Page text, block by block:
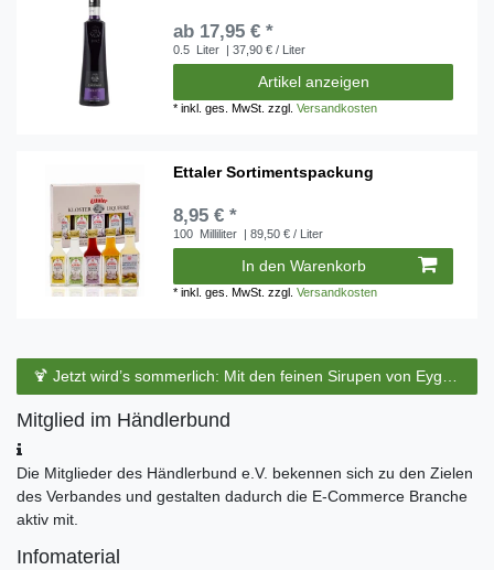
ab 17,95 € *
0.5 Liter | 37,90 € / Liter
Artikel anzeigen
*inkl. ges. MwSt. zzgl.Versandkosten
Ettaler Sortimentspackung
8,95 € *
100 Milliliter | 89,50 € / Liter
In den Warenkorb
*inkl. ges. MwSt. zzgl.Versandkosten
🍹 Jetzt wird’s sommerlich: Mit den feinen Sirupen von Eyguebelle entstehen erfrischende Cocktails und köstliche Sommerdrinks.
Mitglied im Händlerbund
Die Mitglieder des Händlerbund e.V. bekennen sich zu den Zielen
des Verbandes und gestalten dadurch die E-Commerce Branche
aktiv mit.
Infomaterial